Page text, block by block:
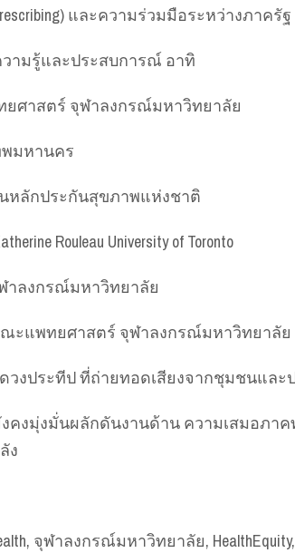
และความร่วมมือระหว่างภาค
ามรู้และประสบการณ์ อาทิ
ศาสตร์ จุฬาลงกรณ์มหาวิทยาลัย
พมหานคร
หลักประกันสุขภาพแห่งชาติ
Rouleau University of Toronto
าลงกรณ์มหาวิทยาลัย
คณะแพทยศาสตร์ จุฬาลงกรณ์มหาวิทยาลัย
ประทีป ที่ถ่ายทอดเสียงจากชุมชนและ
งมุ่งมั่นผลักดันงานด้าน ความเสมอภา
ง
จุฬาลงกรณ์มหาวิทยาลัย,